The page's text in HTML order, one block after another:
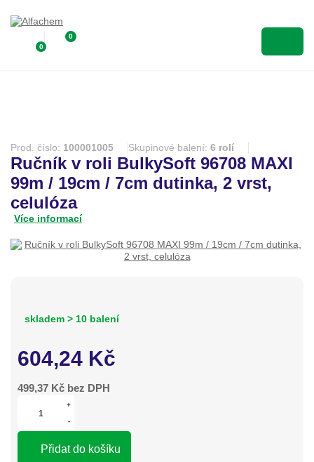
0
0
Prod. číslo: 100001005 Skupinové balení: 6 rolí
Ručník v roli BulkySoft 96708 MAXI
99m / 19cm / 7cm dutinka, 2 vrst,
celulóza
Více informací
skladem > 10 balení
604,24 Kč
499,37 Kč bez DPH
+
-
Přidat do košíku